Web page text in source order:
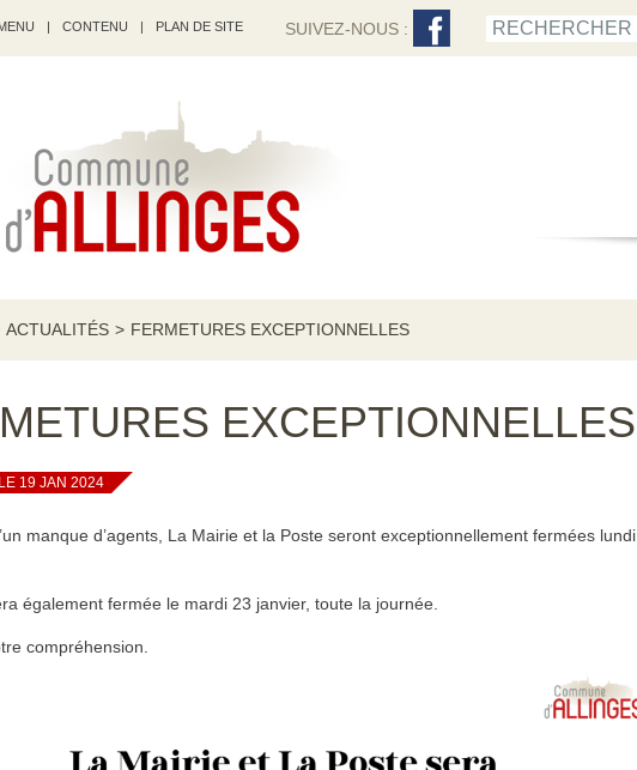
| CONTENU | PLAN DE SITE SUIVEZ-NOUS :
ACTUALITÉS > FERMETURES EXCEPTIONNELLES
EXCEPTIONNELLES
19 JAN 2024
manque d’agents, La Mairie et la Poste seront exceptionnellement fermées lundi
également fermée le mardi 23 janvier, toute la journée.
compréhension.